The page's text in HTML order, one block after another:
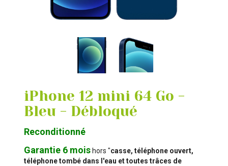
iPhone 12 mini 64 Go -
Bleu - Débloqué
Reconditionné
Garantie 6 mois hors "casse, téléphone ouvert,
téléphone tombé dans l'eau et toutes trâces de